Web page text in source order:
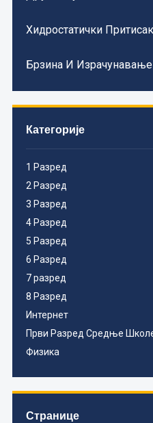
Хидростатички Притисак
Брзина И
Категорије
1 Разред
2 Разред
3 Разред
4 Разред
5 Разред
6 Разред
7 разред
8 Разред
Интернет
Први Разред Средње
Физика
Странице